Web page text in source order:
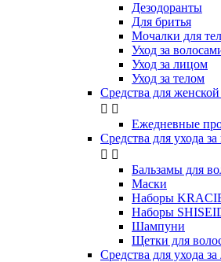
Дезодоранты
Для бритья
Мочалки для
Уход за
Уход за лицом
Уход за телом
Средства для
 
Ежедневные
Средства для ухода
 
Бальзамы для
Маски
Наборы
Наборы
Шампуни
Щетки для
Средства для ухода